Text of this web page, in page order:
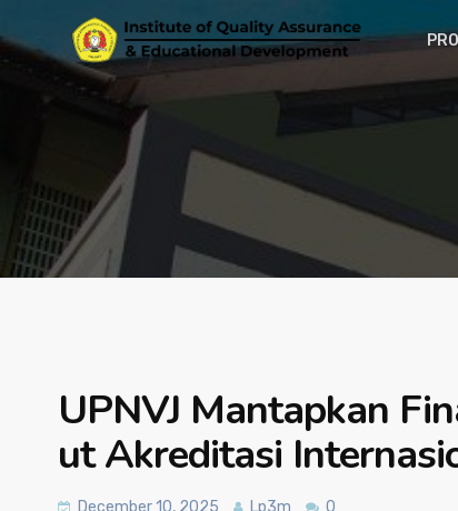
UPNVJ Mantapkan
ut Akreditasi
December 10, 2025 Lp3m 0